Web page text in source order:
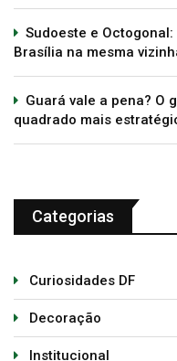
Sudoeste e
Brasília na mesma
Guará vale a pena? O
quadrado mais
Categorias
Curiosidades DF
Decoração
Institucional